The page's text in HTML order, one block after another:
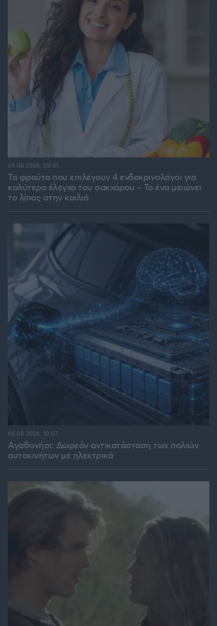
Τα φρούτα που επιλέγουν 4 ενδοκρινολόγοι για
καλύτερο έλεγχο του σακχάρου – Το ένα μειώνει
το λίπος στην κοιλιά
06.08.2026, 08:01
Αγαθονήσι: Δωρεάν αντικατάσταση των παλιών
αυτοκινήτων με ηλεκτρικά
06.08.2026, 10:07